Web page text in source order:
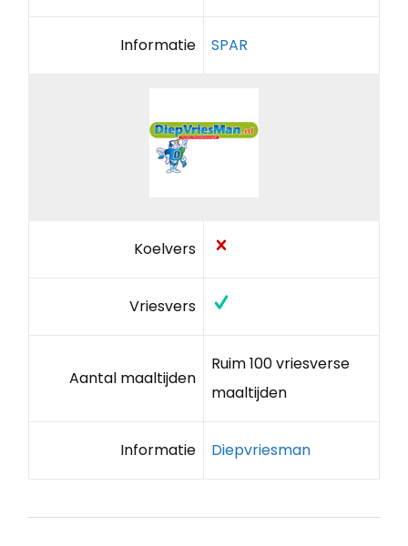
Informatie SPAR
Koelvers
Vriesvers
Aantal maaltijden
Ruim 100 vriesverse
maaltijden
Informatie Diepvriesman